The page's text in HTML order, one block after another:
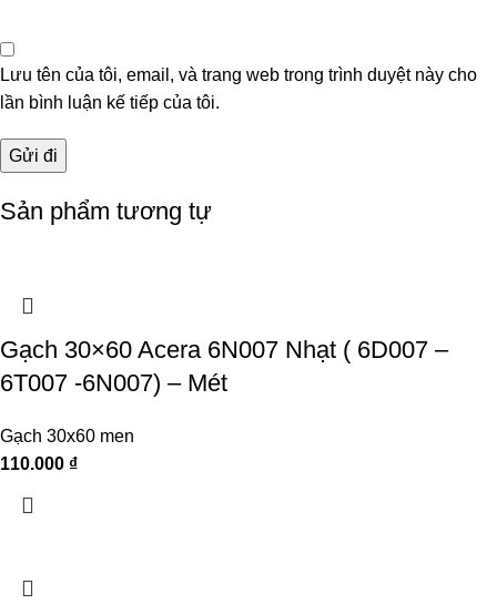
Lưu tên của tôi, email, và trang web trong trình duyệt này cho
lần bình luận kế tiếp của tôi.
Sản phẩm tương tự
Gạch 30×60 Acera 6N007 Nhạt ( 6D007 –
6T007 -6N007) – Mét
Gạch 30x60 men
110.000 ₫